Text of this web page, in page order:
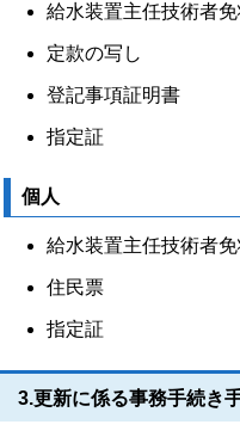
給水装置主任技術者
定款の写し
登記事項証明書
指定証
個人
給水装置主任技術者
住民票
指定証
3.更新に係る事務手続き